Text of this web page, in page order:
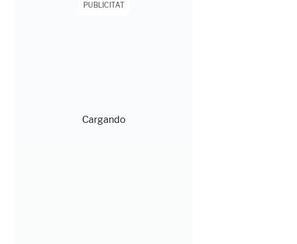
PUBLICITAT